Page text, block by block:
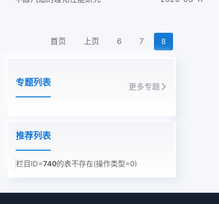
首页 上页 6 7 8
专题列表 更多专题
推荐列表
栏目ID=740的表不存在(操作类型=0)